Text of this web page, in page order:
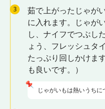
3
茹で上がったじゃが
に入れます。じゃが
し、ナイフでつぶし
ょう、フレッシュタ
たっぷり回しかけま
も良いです。）
じゃがいもは熱いうちに
📌